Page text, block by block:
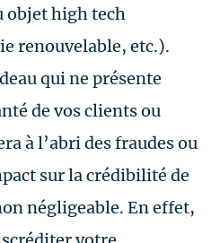
objet high tech
renouvelable, etc.).
qui ne présente
de vos clients ou
à l’abri des fraudes ou
sur la crédibilité de
négligeable. En effet,